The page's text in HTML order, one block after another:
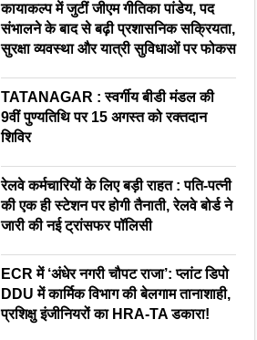
कायाकल्प में जुटीं जीएम गीतिका पांडेय, पद
संभालने के बाद से बढ़ी प्रशासनिक सक्रियता,
सुरक्षा व्यवस्था और यात्री सुविधाओं पर फोकस
TATANAGAR : स्वर्गीय बीडी मंडल की
9वीं पुण्यतिथि पर 15 अगस्त को रक्तदान
शिविर
रेलवे कर्मचारियों के लिए बड़ी राहत : पति-पत्नी
की एक ही स्टेशन पर होगी तैनाती, रेलवे बोर्ड ने
जारी की नई ट्रांसफर पॉलिसी
ECR में ‘अंधेर नगरी चौपट राजा’: प्लांट डिपो
DDU में कार्मिक विभाग की बेलगाम तानाशाही,
प्रशिक्षु इंजीनियरों का HRA-TA डकारा!